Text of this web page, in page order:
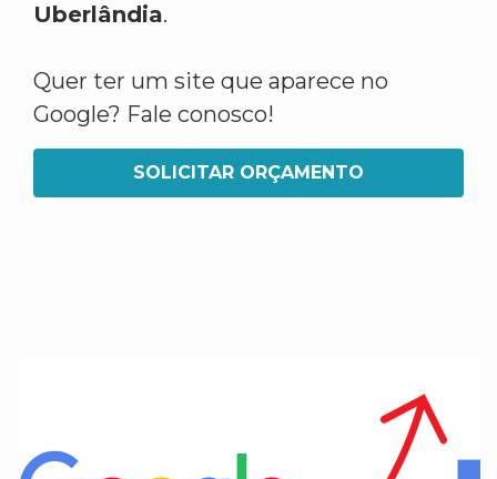
Uberlândia.
Quer ter um site que aparece no
Google? Fale conosco!
SOLICITAR ORÇAMENTO